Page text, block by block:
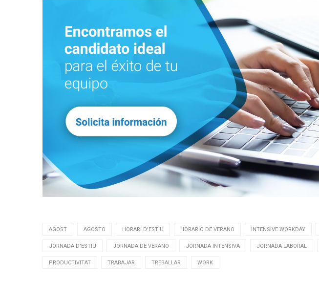
AGOST AGOSTO HORARI D'ESTIU HORARIO DE VERANO INTENSIVE WORKDAY
JORNADA D'ESTIU JORNADA DE VERANO JORNADA INTENSIVA JORNADA LABORAL
PRODUCTIVITAT TRABAJAR TREBALLAR WORK